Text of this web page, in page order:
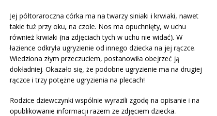
Jej półtoraroczna córka ma na twarzy siniaki i krwiaki, nawet
takie tuż przy oku, na czole. Nos ma opuchnięty, w uchu
również krwiaki (na zdjęciach tych w uchu nie widać). W
łazience odkryła ugryzienie od innego dziecka na jej rączce.
Wiedziona złym przeczuciem, postanowiła obejrzeć ją
dokładniej. Okazało się, że podobne ugryzienie ma na drugiej
rączce i trzy potężne ugryzienia na plecach!
Rodzice dziewczynki wspólnie wyrazili zgodę na opisanie i na
opublikowanie informacji razem ze zdjęciem dziecka.